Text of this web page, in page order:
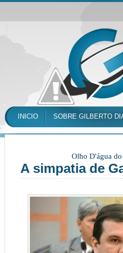
INICIO SOBRE GILBERTO
Olho D'água
A simpatia de